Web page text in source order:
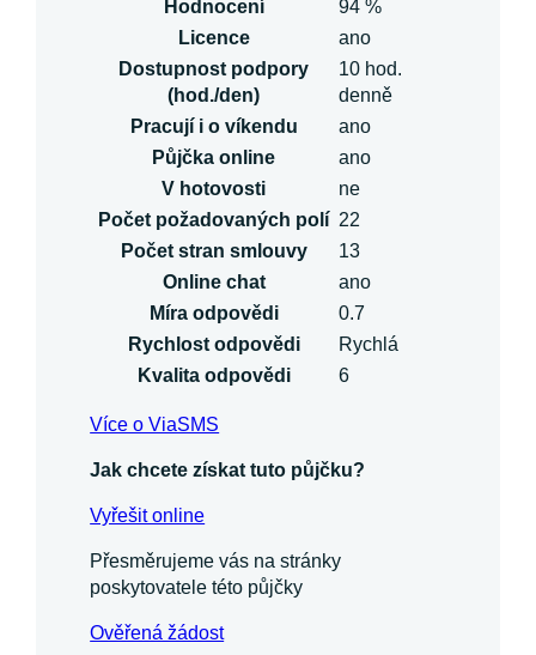
Hodnocení
94 %
Licence
ano
Dostupnost podpory
(hod./den)
10 hod.
denně
Pracují i o víkendu
ano
Půjčka online
ano
V hotovosti
ne
Počet požadovaných polí 22
Počet stran smlouvy
13
Online chat
ano
Míra odpovědi
0.7
Rychlost odpovědi
Rychlá
Kvalita odpovědi
6
Více o ViaSMS
Jak chcete získat tuto půjčku?
Vyřešit online
Přesměrujeme vás na stránky
poskytovatele této půjčky
Ověřená žádost